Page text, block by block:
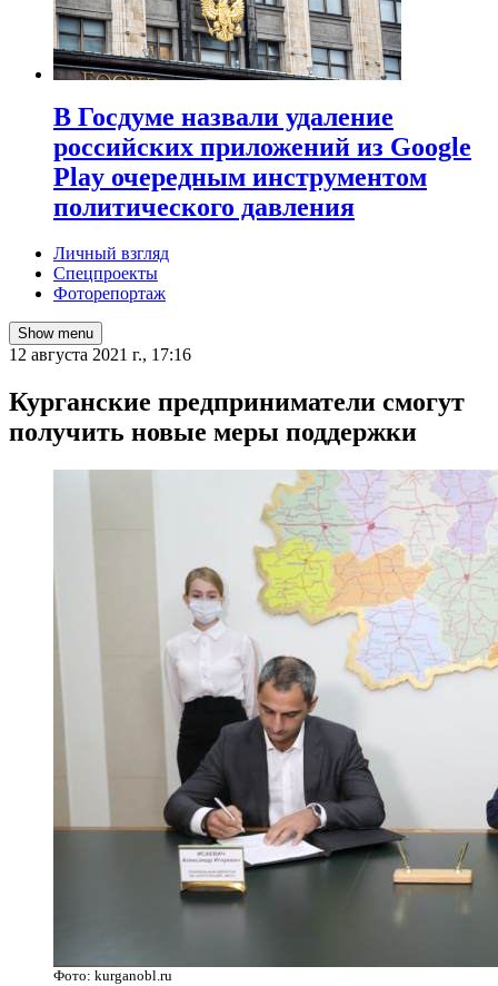
В Госдуме назвали удаление
российских приложений из Google
Play очередным инструментом
политического давления
Личный взгляд
Спецпроекты
Фоторепортаж
Show menu
12 августа 2021 г., 17:16
Курганские предприниматели смогут
получить новые меры поддержки
Фото: kurganobl.ru